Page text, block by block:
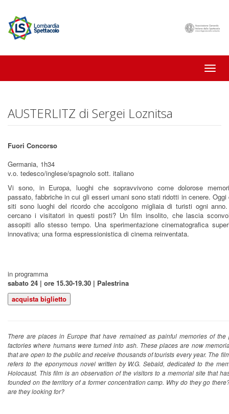
Toggle
AUSTERLITZ di Sergei Loznitsa
Fuori Concorso
Germania, 1h34
v.o. tedesco/inglese/spagnolo sott. italiano
Vi sono, in Europa, luoghi che sopravvivono come dolorose
passato, fabbriche in cui gli esseri umani sono stati ridotti in cenere. Oggi
siti sono luoghi del ricordo che accolgono migliaia di turisti ogni
cercano i visitatori in questi posti? Un film insolito, che lascia
assopiti allo stesso tempo. Una sperimentazione cinematografica
innovativa; una forma espressionistica di cinema reinventata.
in programma
sabato 24 | ore 15.30-19.30 | Palestrina
There are places in Europe that have remained as painful memories of
factories where humans were turned into ash. These places are now
that are open to the public and receive thousands of tourists every year. The
refers to the eponymous novel written by W.G. Sebald, dedicated to the
Holocaust. This film is an observation of the visitors to a memorial site that
founded on the territory of a former concentration camp. Why do they go
are they looking for?